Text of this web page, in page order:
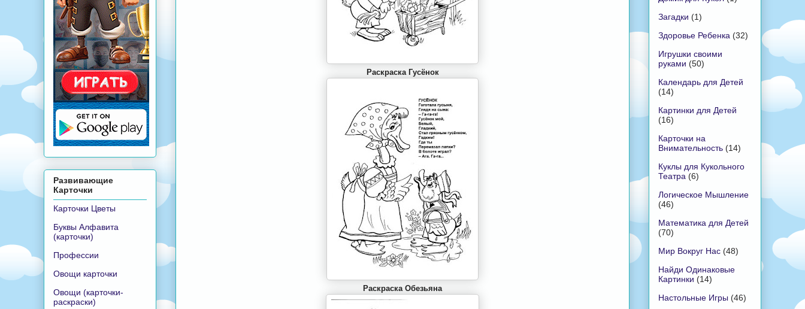
Раскраска Гусёнок
Раскраска Обезьяна
Развивающие
Карточки
Карточки Цветы
Буквы Алфавита
(карточки)
Профессии
Овощи карточки
Овощи (карточки-
раскраски)
Загадки (1)
Здоровье Ребенка (32)
Игрушки своими
руками (50)
Календарь для Детей
(14)
Картинки для Детей
(16)
Карточки на
Внимательность (14)
Куклы для Кукольного
Театра (6)
Логическое Мышление
(46)
Математика для Детей
(70)
Мир Вокруг Нас (48)
Найди Одинаковые
Картинки (14)
Настольные Игры (46)